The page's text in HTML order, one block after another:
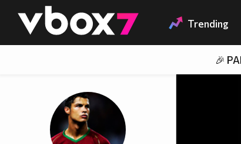
👾 Trending
🎉